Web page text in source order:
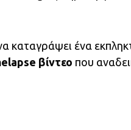
καταγράψει ένα
βίντεο που